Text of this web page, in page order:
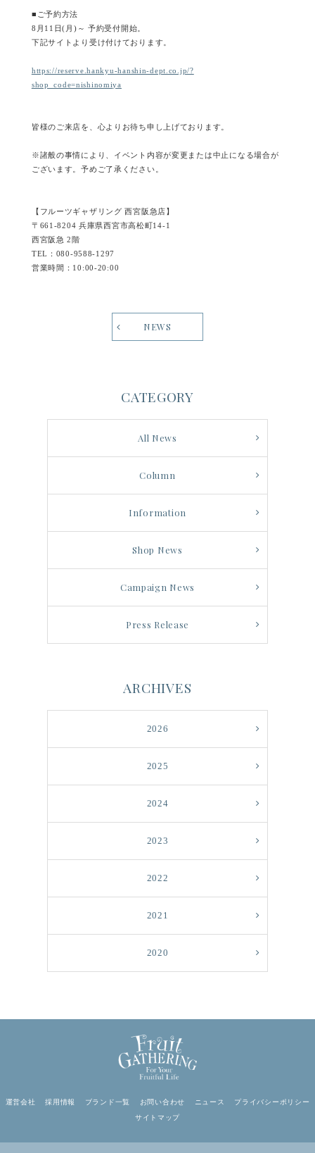
■ご予約方法
8月11日(月)～ 予約受付開始。
下記サイトより受け付けております。
https://reserve.hankyu-hanshin-dept.co.jp/?
shop_code=nishinomiya
皆様のご来店を、心よりお待ち申し上げております。
※諸般の事情により、イベント内容が変更または中止になる場合が
ございます。予めご了承ください。
【フルーツギャザリング 西宮阪急店】
〒661-8204 兵庫県西宮市高松町14-1
西宮阪急 2階
TEL：080-9588-1297
営業時間：10:00-20:00
NEWS
CATEGORY
All News
Column
Information
Shop News
Campaign News
Press Release
ARCHIVES
2026
2025
2024
2023
2022
2021
2020
運営会社 採用情報 ブランド一覧 お問い合わせ ニュース
プライバシーポリシー
サイトマップ